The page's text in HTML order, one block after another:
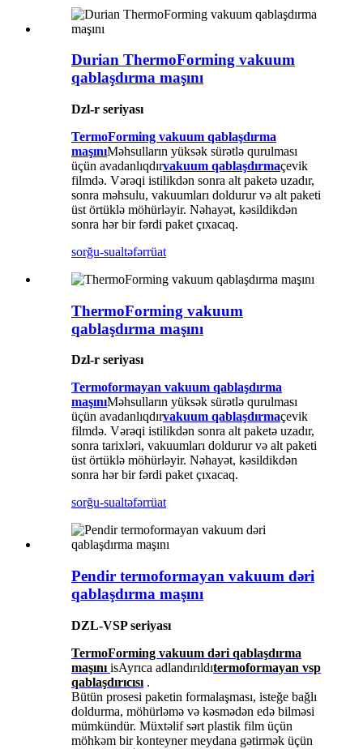
Durian ThermoForming vakuum
qablaşdırma maşını
Dzl-r seriyası
TermoForming vakuum qablaşdırma
maşınıMəhsulların yüksək sürətlə qurulması
üçün avadanlıqdırvakuum qablaşdırmaçevik
filmdə. Vərəqi istilikdən sonra alt paketə uzadır,
sonra məhsulu, vakuumları doldurur və alt paketi
üst örtüklə möhürləyir. Nəhayət, kəsildikdən
sonra hər bir fərdi paket çıxacaq.
sorğu-sualtəfərrüat
ThermoForming vakuum
qablaşdırma maşını
Dzl-r seriyası
Termoformayan vakuum qablaşdırma
maşınıMəhsulların yüksək sürətlə qurulması
üçün avadanlıqdırvakuum qablaşdırmaçevik
filmdə. Vərəqi istilikdən sonra alt paketə uzadır,
sonra tarixləri, vakuumları doldurur və alt paketi
üst örtüklə möhürləyir. Nəhayət, kəsildikdən
sonra hər bir fərdi paket çıxacaq.
sorğu-sualtəfərrüat
Pendir termoformayan vakuum dəri
qablaşdırma maşını
DZL-VSP seriyası
TermoForming vakuum dəri qablaşdırma
maşını isAyrıca adlandırıldıtermoformayan vsp
qablaşdırıcısı .
Bütün prosesi paketin formalaşması, isteğe bağlı
doldurma, möhürləmə və kəsmədən edə bilməsi
mümkündür. Müxtəlif sərt plastik film üçün
möhkəm bir konteyner meydana gətirmək üçün